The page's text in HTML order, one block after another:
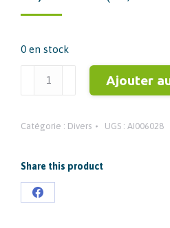
0 en stock
quantité
RACCORD
SECU
1/4
MALE
Ajouter
Catégorie : Divers UGS : AI006028
Share this product
Partager